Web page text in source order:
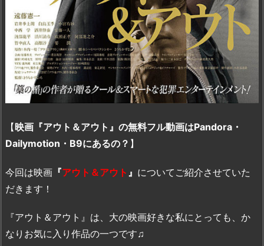
【映画『アウト＆アウト』の無料フル動画はPandora・
Dailymotion・B9にあるの？ 】
今回は映画 『アウト＆アウト 』 についてご紹介させていた
だきます！
『アウト＆アウト』は、大の映画好きな私にとっても、か
なりお気に入り作品の一つです♫